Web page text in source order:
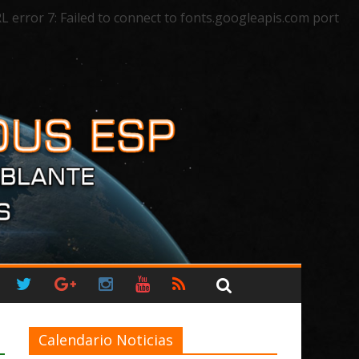
error 7: Failed to connect to fonts.googleapis.com port
Calendario Noticias